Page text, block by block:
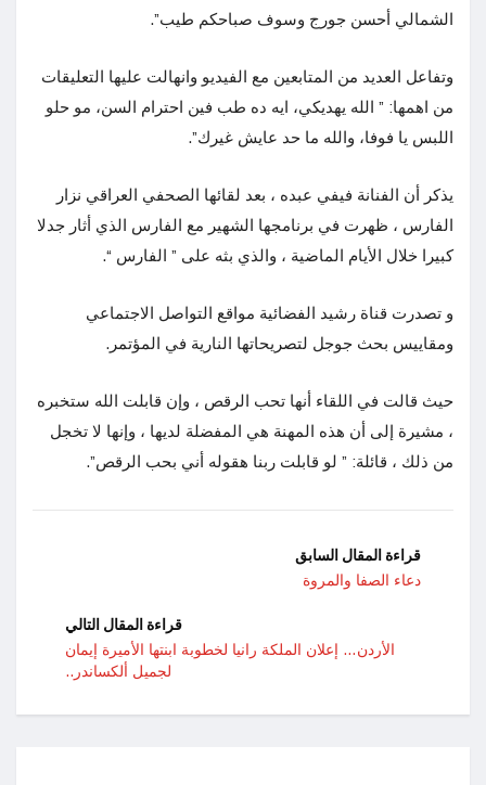
الشمالي أحسن جورج وسوف صباحكم طيب”.
وتفاعل العديد من المتابعين مع الفيديو وانهالت عليها التعليقات
من اهمها: ” الله يهديكي، ايه ده طب فين احترام السن، مو حلو
اللبس يا فوفا، والله ما حد عايش غيرك”.
يذكر أن الفنانة فيفي عبده ، بعد لقائها الصحفي العراقي نزار
الفارس ، ظهرت في برنامجها الشهير مع الفارس الذي أثار جدلا
كبيرا خلال الأيام الماضية ، والذي بثه على ” الفارس “.
و تصدرت قناة رشيد الفضائية مواقع التواصل الاجتماعي
ومقاييس بحث جوجل لتصريحاتها النارية في المؤتمر.
حيث قالت في اللقاء أنها تحب الرقص ، وإن قابلت الله ستخبره
، مشيرة إلى أن هذه المهنة هي المفضلة لديها ، وإنها لا تخجل
من ذلك ، قائلة: ” لو قابلت ربنا هقوله أني بحب الرقص”.
قراءة المقال السابق
دعاء الصفا والمروة
قراءة المقال التالي
الأردن… إعلان الملكة رانيا لخطوبة ابنتها الأميرة إيمان
لجميل ألكساندر..